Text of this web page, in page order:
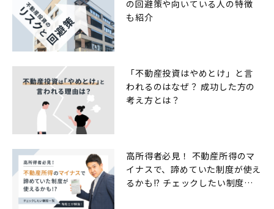
の回避策や向いている人の特徴
も紹介
「不動産投資はやめとけ」と言
われるのはなぜ？ 成功した方の
考え方とは？
高所得者必見！ 不動産所得のマ
イナスで、諦めていた制度が使え
るかも!? チェックしたい制度一